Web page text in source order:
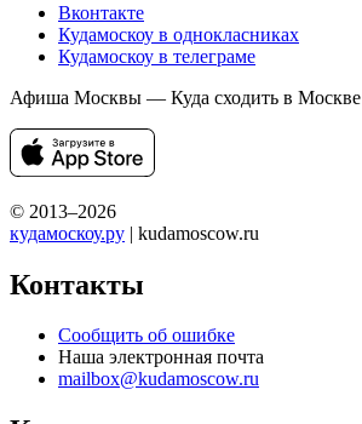
Вконтакте
Кудамоскоу в однокласниках
Кудамоскоу в телеграме
Афиша Москвы — Куда сходить в Москве
© 2013–2026
кудамоскоу.ру | kudamoscow.ru
Контакты
Сообщить об ошибке
Наша электронная почта
mailbox@kudamoscow.ru